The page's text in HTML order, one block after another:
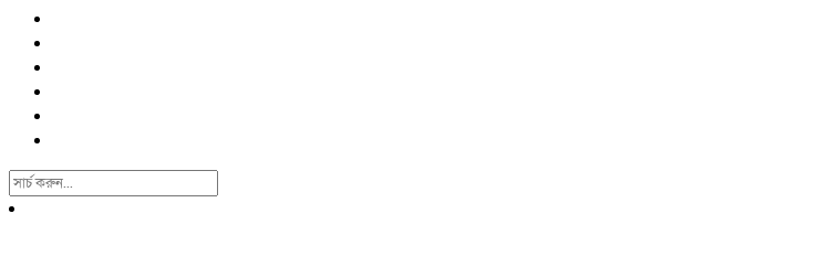
Search
For: